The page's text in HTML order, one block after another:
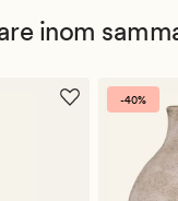
inom
-40%